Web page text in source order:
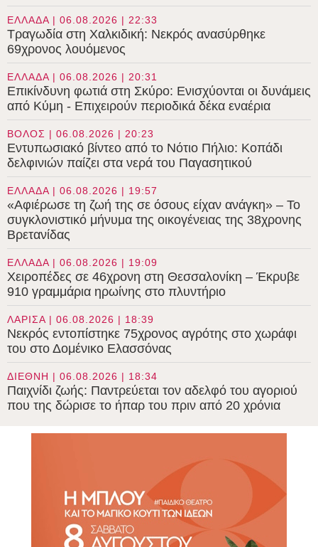
ΕΛΛΑΔΑ | 06.08.2026 | 22:33
Τραγωδία στη Χαλκιδική: Νεκρός ανασύρθηκε
69χρονος λουόμενος
ΕΛΛΑΔΑ | 06.08.2026 | 20:31
Επικίνδυνη φωτιά στη Σκύρο: Ενισχύονται οι δυνάμεις
από Κύμη - Επιχειρούν περιοδικά δέκα εναέρια
ΒΟΛΟΣ | 06.08.2026 | 20:23
Εντυπωσιακό βίντεο από το Νότιο Πήλιο: Κοπάδι
δελφινιών παίζει στα νερά του Παγασητικού
ΕΛΛΑΔΑ | 06.08.2026 | 19:57
«Αφιέρωσε τη ζωή της σε όσους είχαν ανάγκη» – Το
συγκλονιστικό μήνυμα της οικογένειας της 38χρονης
Βρετανίδας
ΕΛΛΑΔΑ | 06.08.2026 | 19:09
Χειροπέδες σε 46χρονη στη Θεσσαλονίκη – Έκρυβε
910 γραμμάρια ηρωίνης στο πλυντήριο
ΛΑΡΙΣΑ | 06.08.2026 | 18:39
Νεκρός εντοπίστηκε 75χρονος αγρότης στο χωράφι
του στο Δομένικο Ελασσόνας
ΔΙΕΘΝΗ | 06.08.2026 | 18:34
Παιχνίδι ζωής: Παντρεύεται τον αδελφό του αγοριού
που της δώρισε το ήπαρ του πριν από 20 χρόνια